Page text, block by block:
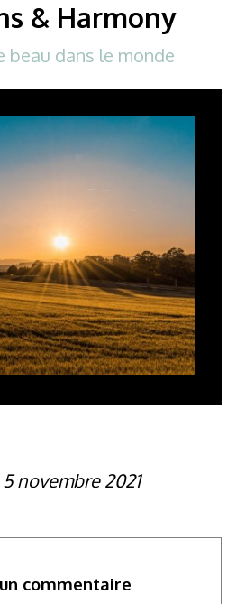
& Harmony
beau dans le monde
novembre 2021
commentaire